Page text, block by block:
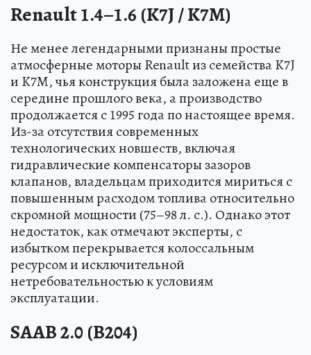
Renault 1.4–1.6 (K7J / K7M)
Не менее легендарными признаны простые
атмосферные моторы Renault из семейства K7J
и K7M, чья конструкция была заложена еще в
середине прошлого века, а производство
продолжается с 1995 года по настоящее время.
Из-за отсутствия современных
технологических новшеств, включая
гидравлические компенсаторы зазоров
клапанов, владельцам приходится мириться с
повышенным расходом топлива относительно
скромной мощности (75–98 л. с.). Однако этот
недостаток, как отмечают эксперты, с
избытком перекрывается колоссальным
ресурсом и исключительной
нетребовательностью к условиям
эксплуатации.
SAAB 2.0 (B204)